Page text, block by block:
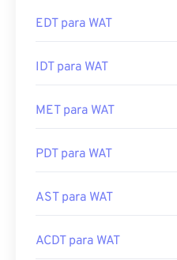
EDT para WAT
IDT para WAT
MET para WAT
PDT para WAT
AST para WAT
ACDT para WAT